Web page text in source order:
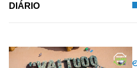
DIÁRIO